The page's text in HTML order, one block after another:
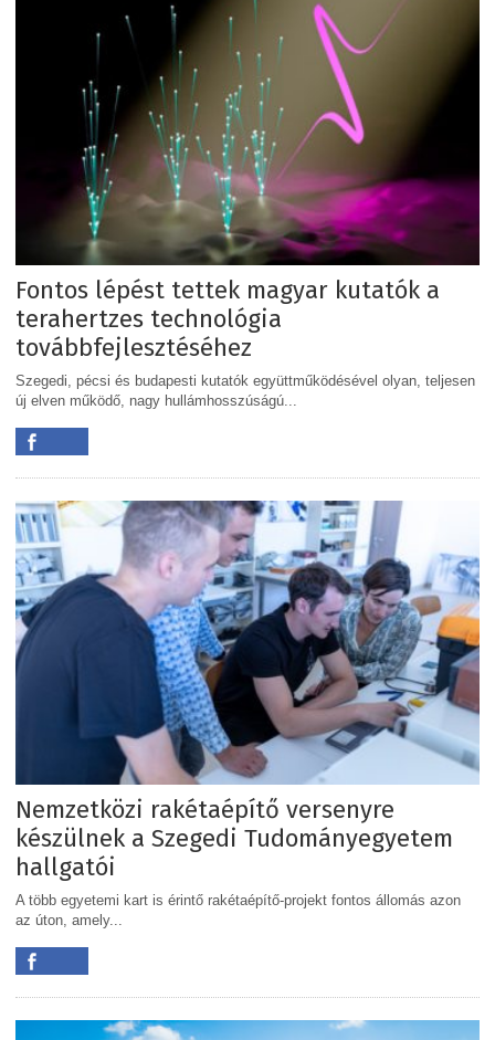
Fontos lépést tettek magyar kutatók a
terahertzes technológia
továbbfejlesztéséhez
Szegedi, pécsi és budapesti kutatók együttműködésével olyan, teljesen
új elven működő, nagy hullámhosszúságú...
Nemzetközi rakétaépítő versenyre
készülnek a Szegedi Tudományegyetem
hallgatói
A több egyetemi kart is érintő rakétaépítő-projekt fontos állomás azon
az úton, amely...